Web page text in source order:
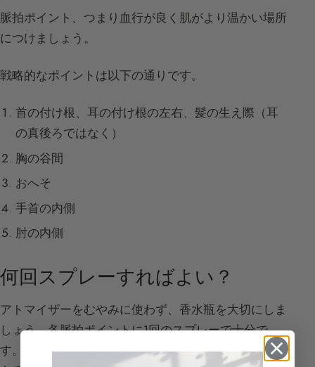
脈拍ポイント、つまり血行が良く肌がより温かい場所
につけましょう。
戦略的なポイントは以下の通りです。
首の付け根、耳の付け根の左右、髪の生え際（耳
の真後ろではなく）
胸の谷間
おへそ
手首の内側
肘の内側
何回スプレーすればよい？
アトマイザーをむやみに使わず、香水瓶を大切にしま
しょう。各脈拍ポイントに1回のスプレーで十分で
す。